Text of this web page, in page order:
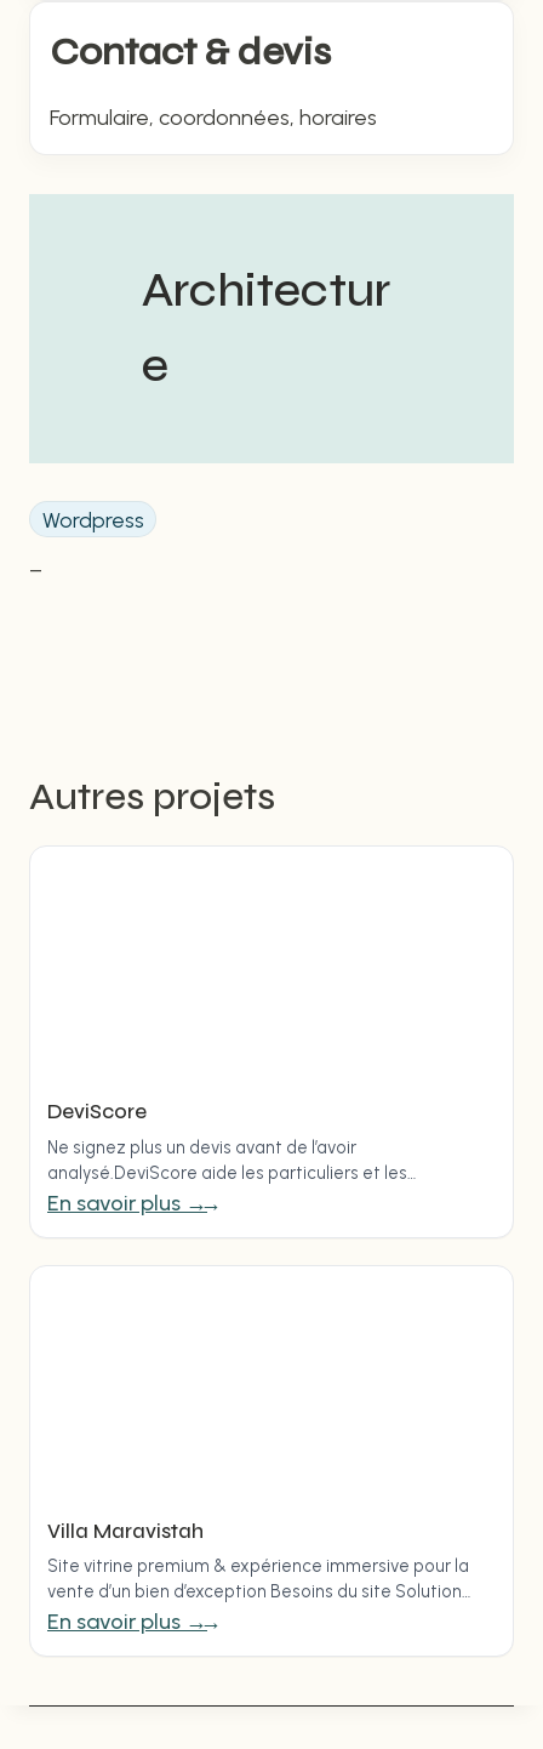
Contact & devis
Formulaire, coordonnées, horaires
Architectur
e
Wordpress
–
Autres projets
DeviScore
Ne signez plus un devis avant de l’avoir
analysé.DeviScore aide les particuliers et les
professionnels à analyser un devis et à comparer 2 à…
En savoir plus →
Villa Maravistah
Site vitrine premium & expérience immersive pour la
vente d’un bien d’exception Besoins du site Solution
proposée Création d’un mini-site premium sur mesure,
En savoir plus →